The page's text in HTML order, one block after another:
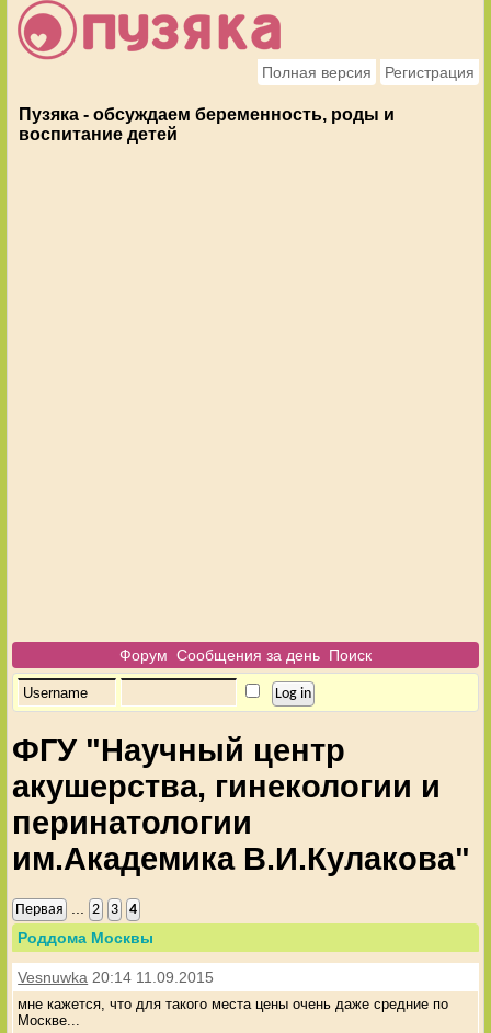
Полная версия Регистрация
Пузяка - обсуждаем беременность, роды и
воспитание детей
Форум Сообщения за день Поиск
ФГУ "Научный центр
акушерства, гинекологии и
перинатологии
им.Академика В.И.Кулакова"
Первая 2 3 4
Роддома Москвы
Vesnuwka 20:14 11.09.2015
мне кажется, что для такого места цены очень даже средние по
Москве...